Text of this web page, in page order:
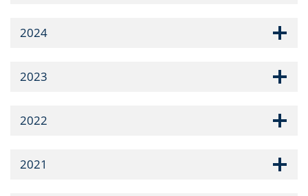
2024
2023
2022
2021